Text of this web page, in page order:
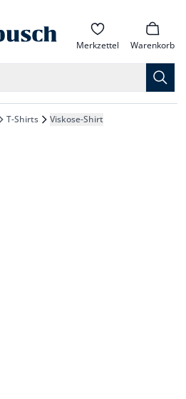
Startseite Merkzettel Warenkorb
T-Shirts Viskose-Shirt